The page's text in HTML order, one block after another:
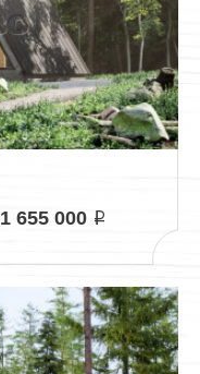
1 655 000 i